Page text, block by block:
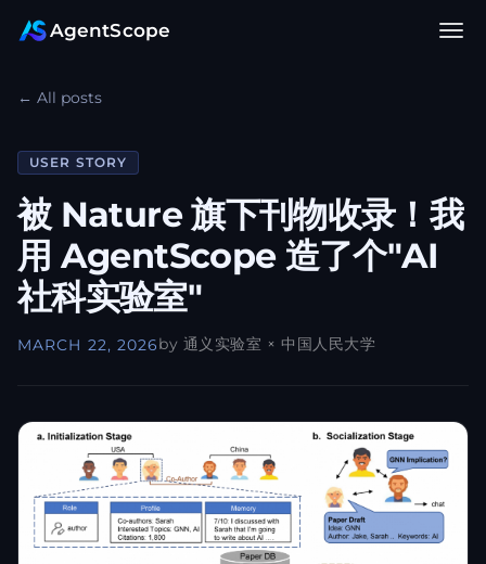
AgentScope
Community
← All posts
USER STORY
被 Nature 旗下刊物收录！我
用 AgentScope 造了个"AI
社科实验室"
MARCH 22, 2026by 通义实验室 × 中国人民大学